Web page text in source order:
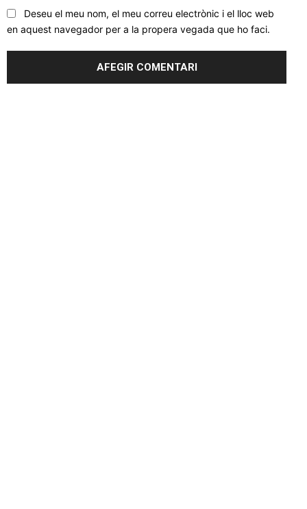
Deseu el meu nom, el meu correu electrònic i el lloc web
en aquest navegador per a la propera vegada que ho faci.